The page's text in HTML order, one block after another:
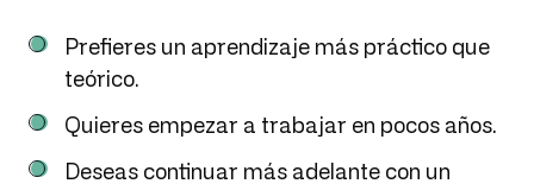
Prefieres un aprendizaje más práctico que
teórico.
Quieres empezar a trabajar en pocos años.
Deseas continuar más adelante con un